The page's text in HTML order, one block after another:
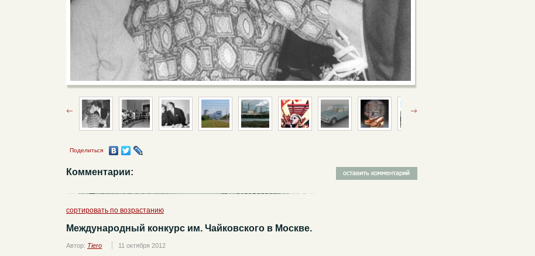
Поделиться
Комментарии:
сортировать по возрастанию
Международный конкурс им. Чайковского в Москве.
Автор: Tiero 11 октября 2012